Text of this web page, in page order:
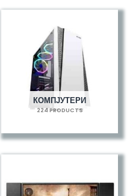
КОМПЈУТЕРИ
224 PRODUCTS